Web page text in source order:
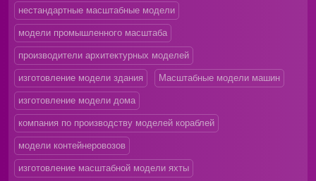
нестандартные масштабные модели
модели промышленного масштаба
производители архитектурных моделей
изготовление модели здания Масштабные модели машин
изготовление модели дома
компания по производству моделей кораблей
модели контейнеровозов
изготовление масштабной модели яхты